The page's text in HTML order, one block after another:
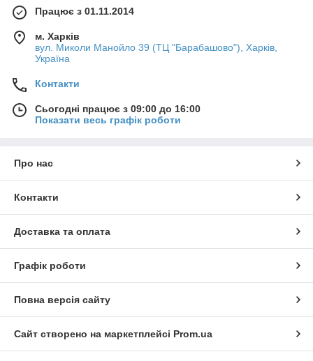
Працює з 01.11.2014
м. Харків
вул. Миколи Манойло 39 (ТЦ "Барабашово"), Харків,
Україна
Контакти
Сьогодні працює з 09:00 до 16:00
Показати весь графік роботи
Про нас
Контакти
Доставка та оплата
Графік роботи
Повна версія сайту
Сайт створено на маркетплейсі Prom.ua